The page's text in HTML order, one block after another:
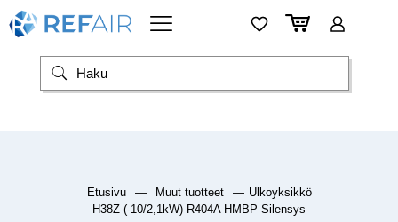
Etusivu — Muut tuotteet — Ulkoyksikkö
H38Z (-10/2,1kW) R404A HMBP Silensys